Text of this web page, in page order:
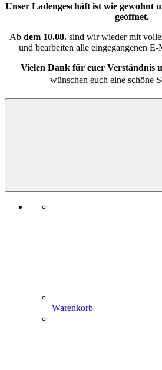
Unser Ladengeschäft ist wie gewohnt
geöffnet.
Ab dem 10.08. sind wir wieder mit
und bearbeiten alle eingegangenen
Vielen Dank für euer Verständnis
wünschen euch eine schöne
Warenkorb